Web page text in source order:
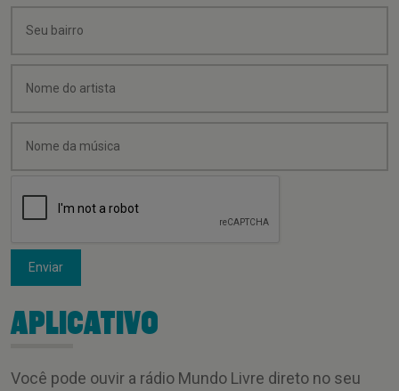
Enviar
APLICATIVO
Você pode ouvir a rádio Mundo Livre direto no seu